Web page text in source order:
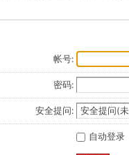
帐号:
密码:
安全提问:
自动登录